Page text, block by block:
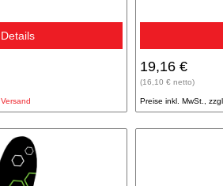
Details
Versand
19,16 €
(16,10 € netto)
Preise inkl. MwSt.,